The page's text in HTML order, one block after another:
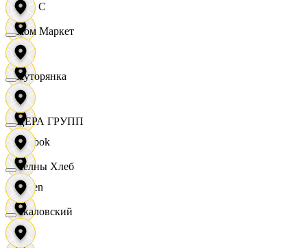
M A C
OBI
RE
Reebok
Seven
XC
Хом Маркет
Хуторянка
ЦЕРА ГРУПП
Челны Хлеб
Чкаловский